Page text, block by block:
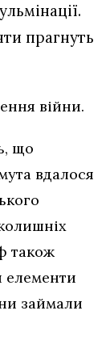
прагнуть
війни.
що
вдалося
також
елементи
займали